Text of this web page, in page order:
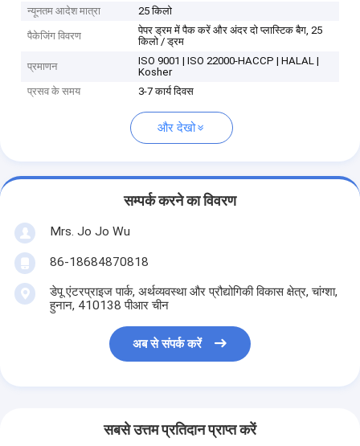
न्यूनतम आदेश मात्रा
25 किलो
पैकेजिंग विवरण
पेपर ड्रम में पैक करें और अंदर दो प्लास्टिक बैग, 25
किलो / ड्रम
प्रमाणन
ISO 9001 | ISO 22000-HACCP | HALAL |
Kosher
प्रसव के समय
3-7 कार्य दिवस
और देखो
सम्पर्क करने का विवरण
Mrs. Jo Jo Wu
86-18684870818
डेपू एंटरप्राइज पार्क, अर्थव्यवस्था और प्रौद्योगिकी विकास क्षेत्र, चांग्शा,
हुनान, 410138 पीआर चीन
अब से संपर्क करें
सबसे उत्तम प्रतिदान प्राप्त करें